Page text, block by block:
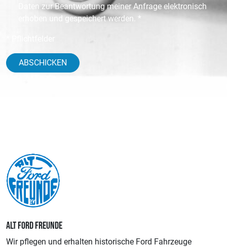
Daten zur Beantwortung meiner Anfrage elektronisch
erhoben und gespeichert werden. *
ABSCHICKEN
ALT FORD FREUNDE
Wir pflegen und erhalten historische Ford Fahrzeuge